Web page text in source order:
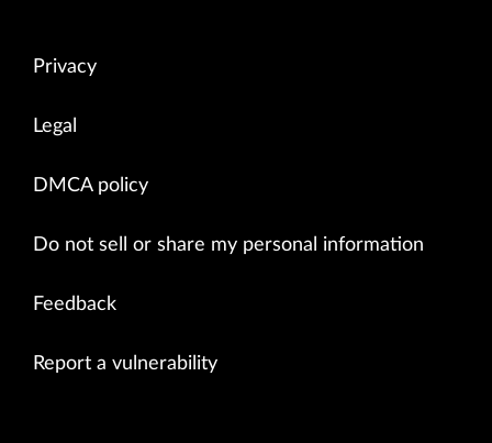
Privacy
Legal
DMCA policy
Do not sell or share my personal information
Feedback
Report a vulnerability